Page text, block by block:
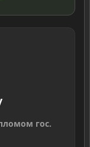
гос.